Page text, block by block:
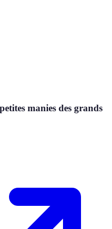
manies des grands